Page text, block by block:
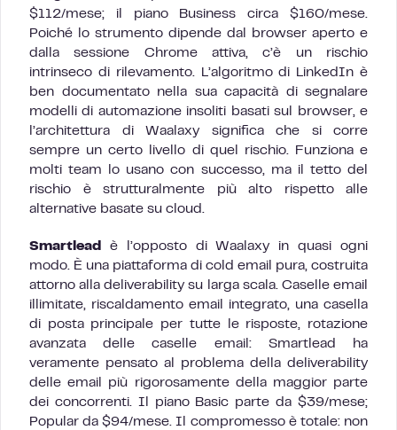
$112/mese; il piano Business circa $160/mese.
Poiché lo strumento dipende dal browser aperto e
dalla sessione Chrome attiva, c’è un rischio
intrinseco di rilevamento. L’algoritmo di LinkedIn è
ben documentato nella sua capacità di segnalare
modelli di automazione insoliti basati sul browser, e
l’architettura di Waalaxy significa che si corre
sempre un certo livello di quel rischio. Funziona e
molti team lo usano con successo, ma il tetto del
rischio è strutturalmente più alto rispetto alle
alternative basate su cloud.
Smartlead
è l’opposto di Waalaxy in quasi ogni
modo. È una piattaforma di cold email pura, costruita
attorno alla deliverability su larga scala. Caselle email
illimitate, riscaldamento email integrato, una casella
di posta principale per tutte le risposte, rotazione
avanzata delle caselle email: Smartlead ha
veramente pensato al problema della deliverability
delle email più rigorosamente della maggior parte
dei concorrenti. Il piano Basic parte da $39/mese;
Popular da $94/mese. Il compromesso è totale: non